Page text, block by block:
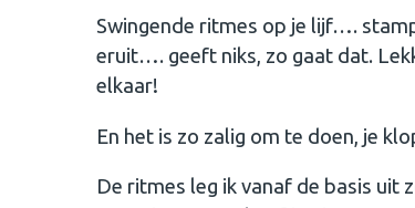
Swingende ritmes op je lijf….
eruit…. geeft niks, zo gaat dat.
elkaar!
En het is zo zalig om te doen, je
De ritmes leg ik vanaf de basis uit